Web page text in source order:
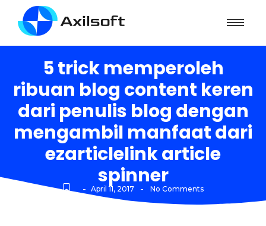
5 trick memperoleh
ribuan blog content keren
dari penulis blog dengan
mengambil manfaat dari
ezarticlelink article
spinner
- April 11, 2017 - No Comments